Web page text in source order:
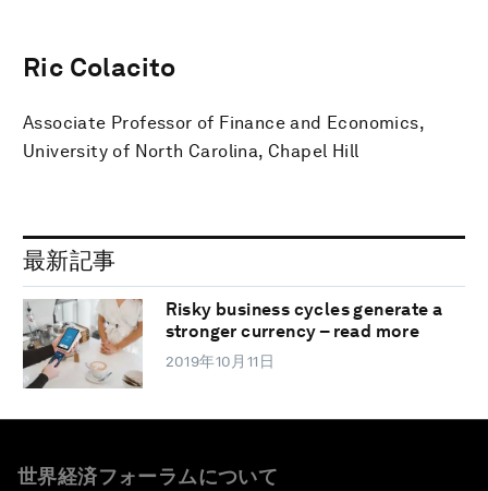
Ric Colacito
Associate Professor of Finance and Economics,
University of North Carolina, Chapel Hill
最新記事
Risky business cycles generate a
stronger currency – read more
2019年10月11日
世界経済フォーラムについて